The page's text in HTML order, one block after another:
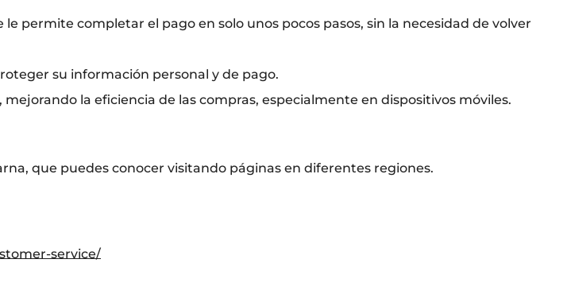
permite completar el pago en solo unos pocos pasos, sin la necesidad de volver
su información personal y de pago.
la eficiencia de las compras, especialmente en dispositivos móviles.
que puedes conocer visitando páginas en diferentes regiones.
service/